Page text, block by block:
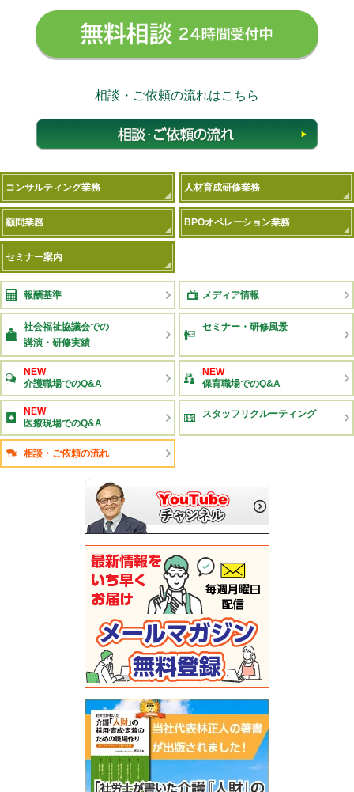
相談・ご依頼の流れはこちら
コンサルティング業務 人材育成研修業務
顧問業務 BPOオペレーション業務
セミナー案内
報酬基準 メディア情報
社会福祉協議会での
講演・研修実績
セミナー・研修風景
NEW
介護職場でのQ&A
NEW
保育職場でのQ&A
NEW
医療現場でのQ&A
スタッフリクルーティング
相談・ご依頼の流れ